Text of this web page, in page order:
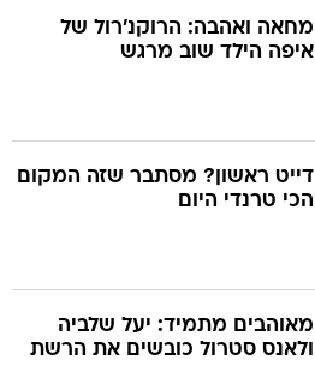
מחאה ואהבה: הרוקנ'רול של
איפה הילד שוב מרגש
דייט ראשון? מסתבר שזה המקום
הכי טרנדי היום
מאוהבים מתמיד: יעל שלביה
ולאנס סטרול כובשים את הרשת